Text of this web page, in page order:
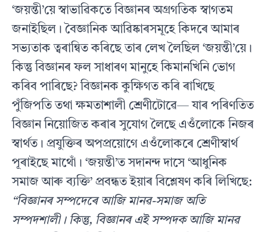
‘জয়ন্তী’য়ে স্বাভাৱিকতে বিজ্ঞানৰ অগ্ৰগতিক স্বাগতম
জনাইছিল। বৈজ্ঞানিক আৱিষ্কাৰসমূহে কিদৰে আমাৰ
সভ্যতাক ত্বৰান্বিত কৰিছে তাৰ লেখ লৈছিল ‘জয়ন্তী’য়ে।
কিন্তু বিজ্ঞানৰ ফল সাধাৰণ মানুহে কিমানখিনি ভোগ
কৰিব পাৰিছে? বিজ্ঞানক কুক্ষিগত কৰি ৰাখিছে
পুঁজিপতি তথা ক্ষমতাশালী শ্ৰেণীটোৱে— যাৰ পৰিণতিত
বিজ্ঞান নিয়োজিত কৰাৰ সুযোগ লৈছে এওঁলোকে নিজৰ
স্বাৰ্থত। প্ৰযুক্তিৰ অপপ্ৰয়োগে এওঁলোকৰে শ্ৰেণীস্বাৰ্থ
পূৰাইছে মাথোঁ। ‘জয়ন্তী’ত সদানন্দ দাসে ‘আধুনিক
সমাজ আৰু ব্যক্তি’ প্ৰবন্ধত ইয়াৰ বিশ্লেষণ কৰি লিখিছে:
“বিজ্ঞানৰ সম্পদেৰে আজি মানৱ-সমাজ অতি
সম্পদশালী। কিন্তু, বিজ্ঞানৰ এই সম্পদক আজি মানৱ